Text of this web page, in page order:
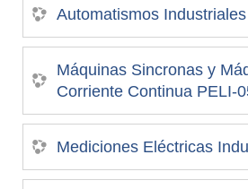
Automatismos
Máquinas Sincronas y
Corriente Continua PELI-
Mediciones Eléctricas